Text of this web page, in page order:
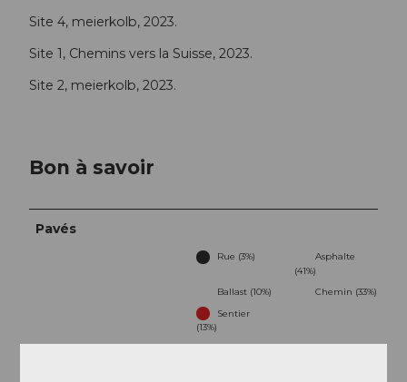
Site 4, meierkolb, 2023.
Site 1, Chemins vers la Suisse, 2023.
Site 2, meierkolb, 2023.
Bon à savoir
Pavés
Rue (3%)
Asphalte
(41%)
Ballast (10%)
Chemin (33%)
Sentier
(13%)